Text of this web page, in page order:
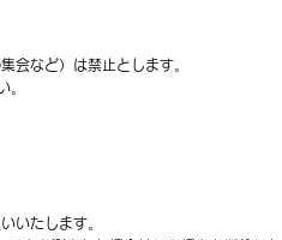
会など）は禁止とします。
。
いたします。